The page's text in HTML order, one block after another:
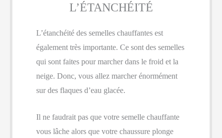
L’ÉTANCHÉITÉ
L’étanchéité des semelles chauffantes est
également très importante. Ce sont des semelles
qui sont faites pour marcher dans le froid et la
neige. Donc, vous allez marcher énormément
sur des flaques d’eau glacée.
Il ne faudrait pas que votre semelle chauffante
vous lâche alors que votre chaussure plonge